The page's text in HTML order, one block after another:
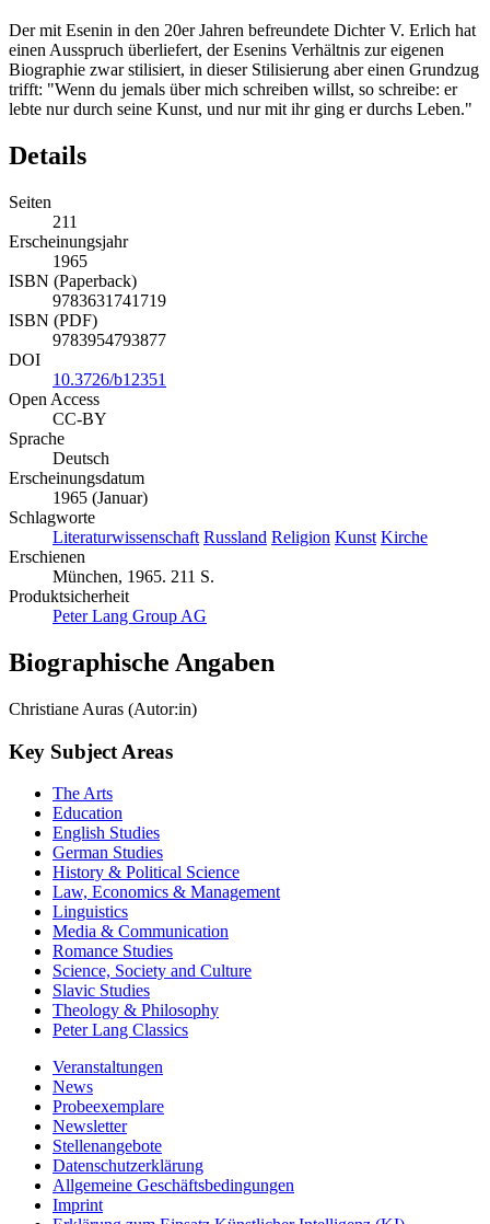
Der mit Esenin in den 20er Jahren befreundete Dichter V. Erlich hat
einen Ausspruch überliefert, der Esenins Verhältnis zur eigenen
Biographie zwar stilisiert, in dieser Stilisierung aber einen Grundzug
trifft: "Wenn du jemals über mich schreiben willst, so schreibe: er
lebte nur durch seine Kunst, und nur mit ihr ging er durchs Leben."
Details
Seiten
211
Erscheinungsjahr
1965
ISBN (Paperback)
9783631741719
ISBN (PDF)
9783954793877
DOI
10.3726/b12351
Open Access
CC-BY
Sprache
Deutsch
Erscheinungsdatum
1965 (Januar)
Schlagworte
Literaturwissenschaft Russland Religion Kunst Kirche
Erschienen
München, 1965. 211 S.
Produktsicherheit
Peter Lang Group AG
Biographische Angaben
Christiane Auras (Autor:in)
Key Subject Areas
The Arts
Education
English Studies
German Studies
History & Political Science
Law, Economics & Management
Linguistics
Media & Communication
Romance Studies
Science, Society and Culture
Slavic Studies
Theology & Philosophy
Peter Lang Classics
Veranstaltungen
News
Probeexemplare
Newsletter
Stellenangebote
Datenschutzerklärung
Allgemeine Geschäftsbedingungen
Imprint